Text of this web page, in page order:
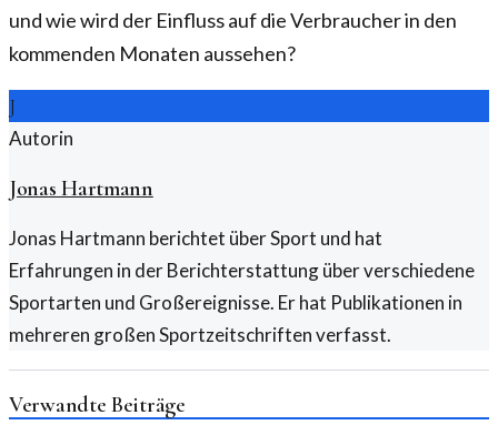
und wie wird der Einfluss auf die Verbraucher in den
kommenden Monaten aussehen?
J
Autorin
Jonas Hartmann
Jonas Hartmann berichtet über Sport und hat
Erfahrungen in der Berichterstattung über verschiedene
Sportarten und Großereignisse. Er hat Publikationen in
mehreren großen Sportzeitschriften verfasst.
Verwandte Beiträge